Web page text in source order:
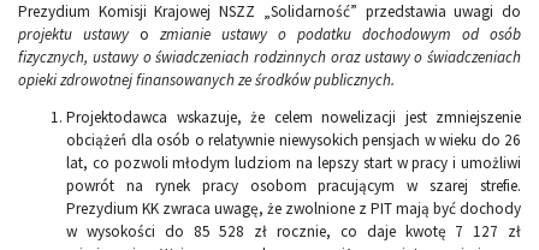
Prezydium Komisji Krajowej NSZZ „Solidarność” przedstawia uwagi do
projektu ustawyo zmianie ustawy o podatku dochodowym od osób
fizycznych, ustawy o świadczeniach rodzinnych oraz ustawy o świadczeniach
opieki zdrowotnej finansowanych ze środków publicznych.
Projektodawca wskazuje, że celem nowelizacji jest zmniejszenie
obciążeń dla osób o relatywnie niewysokich pensjach w wieku do 26
lat, co pozwoli młodym ludziom na lepszy start w pracy i umożliwi
powrót na rynek pracy osobom pracującym w szarej strefie.
Prezydium KK zwraca uwagę, że zwolnione z PIT mają być dochody
w wysokości do 85 528 zł rocznie, co daje kwotę 7 127 zł